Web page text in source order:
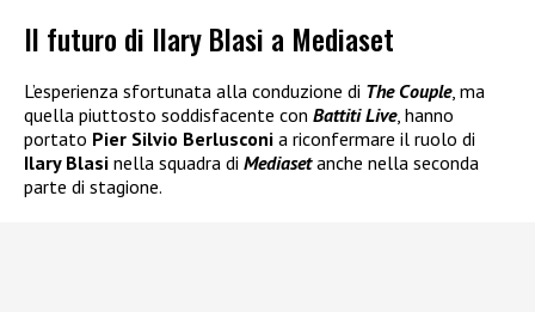
Il futuro di Ilary Blasi a Mediaset
L’esperienza sfortunata alla conduzione di The Couple, ma
quella piuttosto soddisfacente con Battiti Live, hanno
portato Pier Silvio Berlusconi a riconfermare il ruolo di
Ilary Blasi nella squadra di Mediasetanche nella seconda
parte di stagione.